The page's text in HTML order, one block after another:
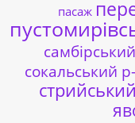
пасаж
сокальський